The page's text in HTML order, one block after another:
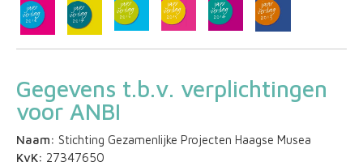
Gegevens t.b.v. verplichtingen
voor ANBI
Naam: Stichting Gezamenlijke Projecten Haagse Musea
KvK: 27347650